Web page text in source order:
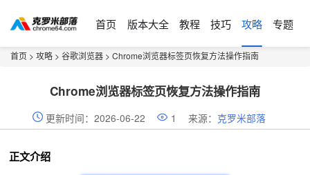
首页 版本大全 教程 技巧 攻略 专题
首页 > 攻略 > 谷歌浏览器 > Chrome浏览器标签页恢复方法操作指南
Chrome浏览器标签页恢复方法操作指南
更新时间：2026-06-22 1 来源： 克罗米部落
正文介绍